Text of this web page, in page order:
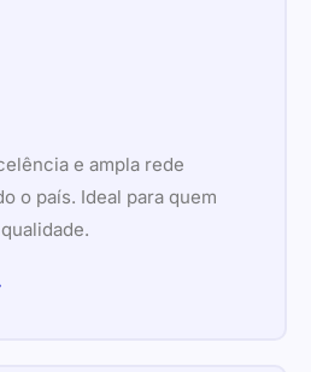
e ampla rede
o país. Ideal para quem